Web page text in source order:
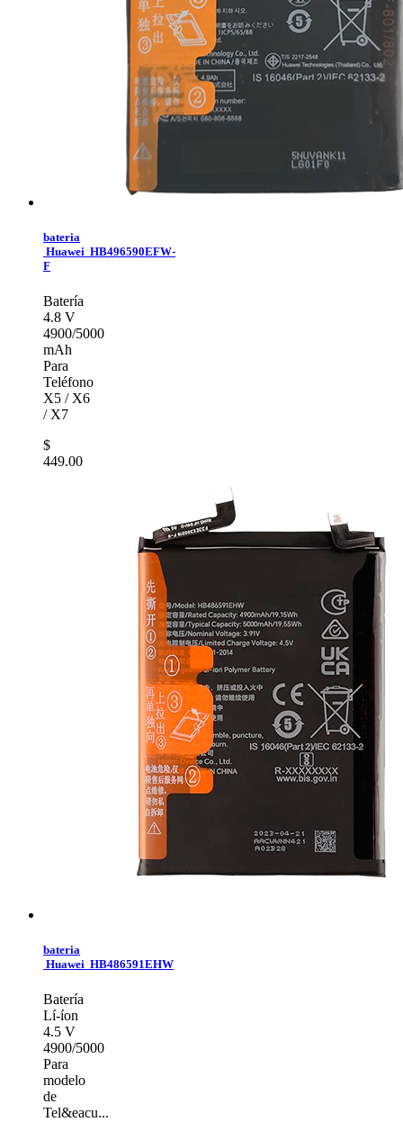
bateria
Huawei HB496590EFW-
F
Batería
4.8 V
4900/5000
mAh
Para
Teléfono
X5 / X6
/ X7
$
449.00
bateria
Huawei HB486591EHW
Batería
Lí-íon
4.5 V
4900/5000
Para
modelo
de
Tel&eacu...